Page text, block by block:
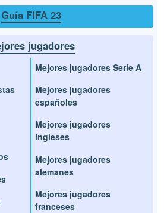
Guía FIFA 23
jugadores
Mejores jugadores Serie A
Mejores jugadores
españoles
Mejores jugadores
ingleses
Mejores jugadores
alemanes
Mejores jugadores
franceses